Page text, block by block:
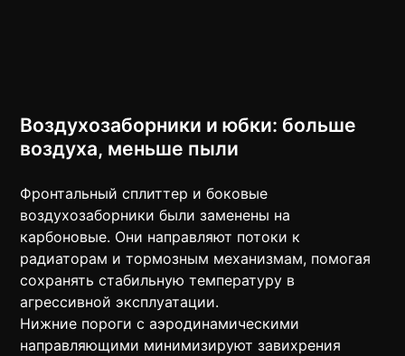
Воздухозаборники и юбки: больше
воздуха, меньше пыли
Фронтальный сплиттер и боковые
воздухозаборники были заменены на
карбоновые. Они направляют потоки к
радиаторам и тормозным механизмам, помогая
сохранять стабильную температуру в
агрессивной эксплуатации.
Нижние пороги с аэродинамическими
направляющими минимизируют завихрения